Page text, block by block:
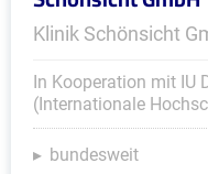
Klinik Schönsicht
In Kooperation mit IU
(Internationale
bundesweit